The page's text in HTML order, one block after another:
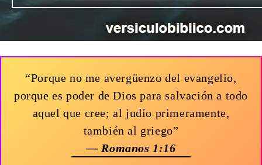
“Porque no me avergüenzo del evangelio,
porque es poder de Dios para salvación a todo
aquel que cree; al judío primeramente,
también al griego”
— Romanos 1:16